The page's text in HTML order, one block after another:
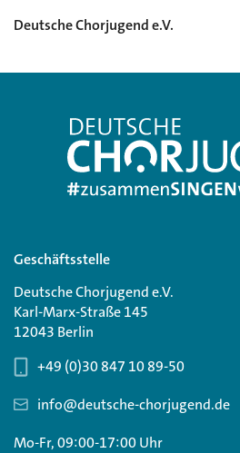
Deutsche Chorjugend e.V.
Geschäftsstelle
Deutsche Chorjugend e.V.
Karl-Marx-Straße 145
12043 Berlin
+49 (0)30 847 10 89-50
info@deutsche-chorjugend.de
Mo-Fr, 09:00-17:00 Uhr